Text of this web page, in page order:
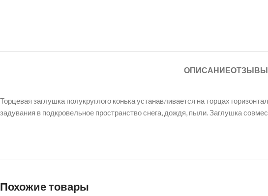
ОПИСАНИЕ
Торцевая заглушка полукруглого конька устанавливается на торцах
задувания в подкровельное пространство снега, дождя, пыли. Заглушка
Похожие товары